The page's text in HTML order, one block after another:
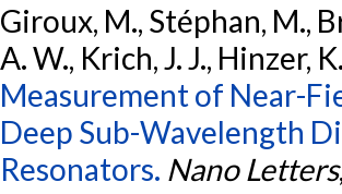
Giroux, M., Stéphan, M.,
A. W., Krich, J. J., Hinzer,
Measurement of Near-
Deep Sub-Wavelength
Resonators. Nano Letters